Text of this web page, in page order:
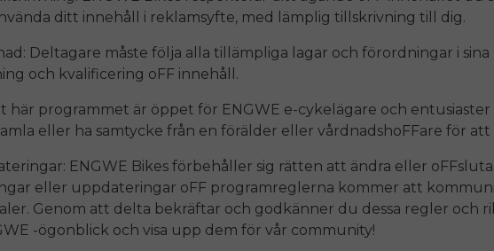
ditt innehåll i reklamsyfte, med lämplig tillskrivning till dig.
Deltagare måste följa alla tillämpliga lagar och förordningar i
och kvalificering oFF innehåll.
här programmet är öppet för ENGWE e-cykelägare och
eller ha samtycke från en förälder eller vårdnadshoFFare för att
ENGWE Bikes förbehåller sig rätten att ändra eller oFF
eller uppdateringar oFF programreglerna kommer att
Genom att delta bekräftar och godkänner du dessa regler och
-ögonblick och visa upp dem för vår community!